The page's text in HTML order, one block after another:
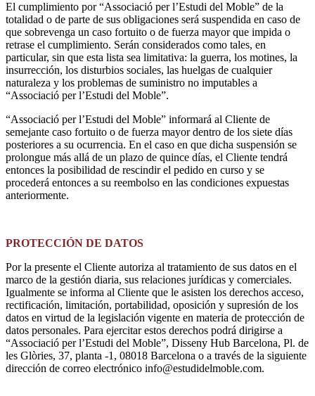
El cumplimiento por “Associació per l’Estudi del Moble” de la
totalidad o de parte de sus obligaciones será suspendida en caso de
que sobrevenga un caso fortuito o de fuerza mayor que impida o
retrase el cumplimiento. Serán considerados como tales, en
particular, sin que esta lista sea limitativa: la guerra, los motines, la
insurrección, los disturbios sociales, las huelgas de cualquier
naturaleza y los problemas de suministro no imputables a
“Associació per l’Estudi del Moble”.
“Associació per l’Estudi del Moble” informará al Cliente de
semejante caso fortuito o de fuerza mayor dentro de los siete días
posteriores a su ocurrencia. En el caso en que dicha suspensión se
prolongue más allá de un plazo de quince días, el Cliente tendrá
entonces la posibilidad de rescindir el pedido en curso y se
procederá entonces a su reembolso en las condiciones expuestas
anteriormente.
PROTECCIÓN DE DATOS
Por la presente el Cliente autoriza al tratamiento de sus datos en el
marco de la gestión diaria, sus relaciones jurídicas y comerciales.
Igualmente se informa al Cliente que le asisten los derechos acceso,
rectificación, limitación, portabilidad, oposición y supresión de los
datos en virtud de la legislación vigente en materia de protección de
datos personales. Para ejercitar estos derechos podrá dirigirse a
“Associació per l’Estudi del Moble”, Disseny Hub Barcelona, Pl. de
les Glòries, 37, planta -1, 08018 Barcelona o a través de la siguiente
dirección de correo electrónico info@estudidelmoble.com.